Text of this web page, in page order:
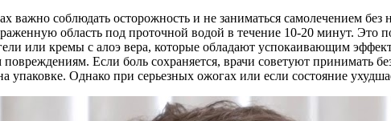
важно соблюдать осторожность и не заниматься самолечением без
область под проточной водой в течение 10-20 минут.
или кремы с алоэ вера, которые обладают успокаивающим
Если боль сохраняется, врачи советуют принимать
упаковке. Однако при серьезных ожогах или если состояние